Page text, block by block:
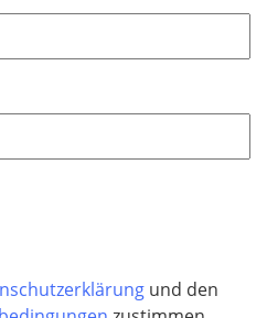
und den